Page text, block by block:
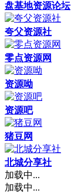
盘基地资源论坛
夸父资源社
零点资源网
资源呦
资源吧
猪豆网
北城分享社
加载中...
加载中...